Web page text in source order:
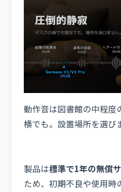
動作音は図書館の中程
横でも。設置場所を選び
製品は標準で1年の無償
ため、初期不良や使用時